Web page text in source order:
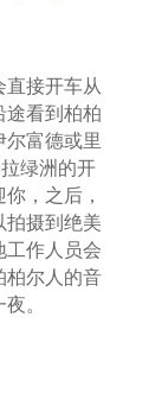
接开车从
看到柏柏
富德或里
绿洲的开
，之后，
摄到绝美
工作人员会
柏尔人的音
。